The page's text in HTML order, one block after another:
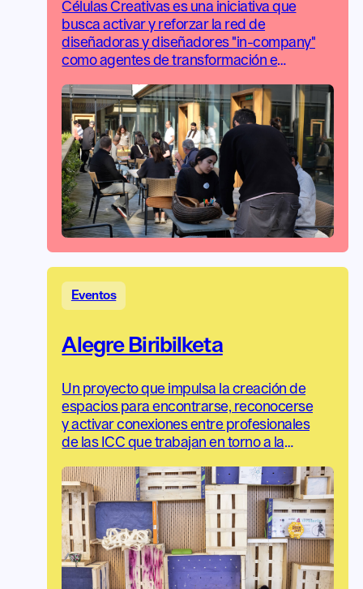
Células Creativas es una iniciativa que
busca activar y reforzar la red de
diseñadoras y diseñadores "in-company"
como agentes de transformación e
Eventos
Alegre Biribilketa
Un proyecto que impulsa la creación de
espacios para encontrarse, reconocerse
y activar conexiones entre profesionales
de las ICC que trabajan en torno a la